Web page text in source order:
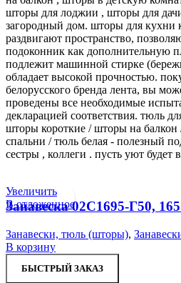
шторы для лоджии , шторы для
загородный дом. шторы для кухни
раздвигают пространство,
подоконник как дополнительную
подлежит машинной стирке
обладает высокой прочностью.
белорусского бренда лента, вы
проведены все необходимые
декларацией соответствия. тюль
шторы короткие / шторы на
спальни / тюль белая - полезный
сестры , коллеги . пусть уют будет
Увеличить
В отложенное
Занавеска 02С1695-Г50,
Занавески, тюль (шторы),
В корзину
БЫСТРЫЙ ЗАКАЗ